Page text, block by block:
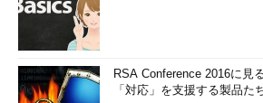
RSA Conference 2016に見
「対応」を支援する製品た